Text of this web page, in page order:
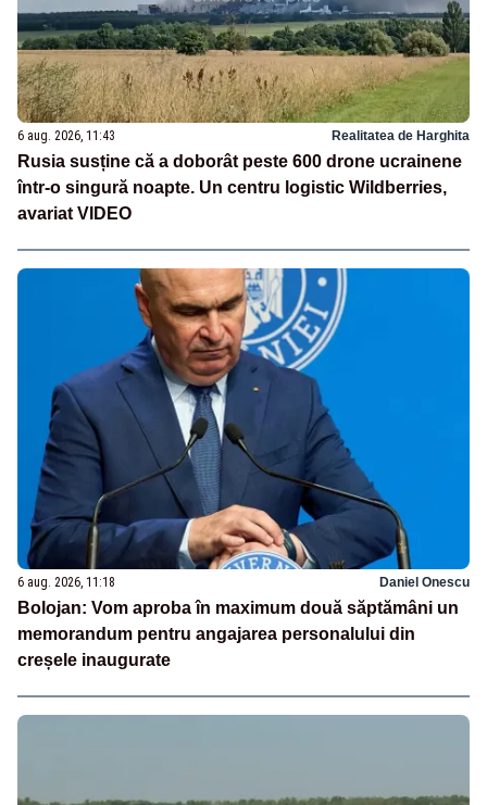
6 aug. 2026, 11:43 Realitatea de Harghita
Rusia susține că a doborât peste 600 drone ucrainene
într-o singură noapte. Un centru logistic Wildberries,
avariat VIDEO
6 aug. 2026, 11:18 Daniel Onescu
Bolojan: Vom aproba în maximum două săptămâni un
memorandum pentru angajarea personalului din
creșele inaugurate